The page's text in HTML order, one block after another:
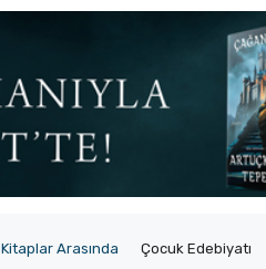
Kitaplar Arasında Çocuk Edebiyatı